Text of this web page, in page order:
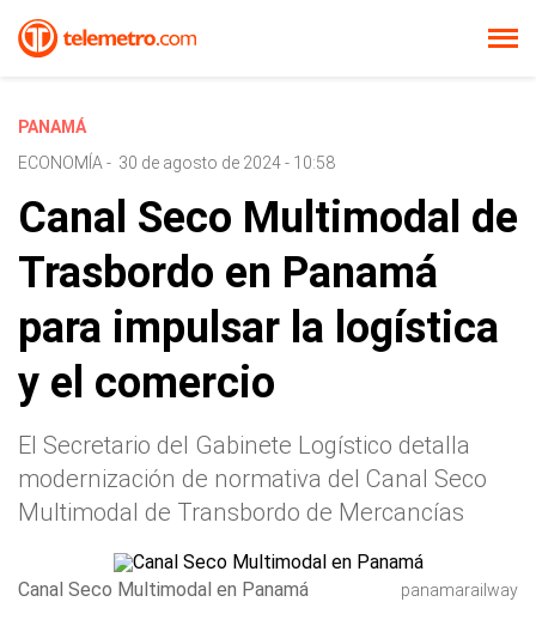
PANAMÁ
ECONOMÍA - 30 de agosto de 2024 - 10:58
Canal Seco Multimodal de
Trasbordo en Panamá
para impulsar la logística
y el comercio
El Secretario del Gabinete Logístico detalla
modernización de normativa del Canal Seco
Multimodal de Transbordo de Mercancías
Canal Seco Multimodal en Panamá panamarailway